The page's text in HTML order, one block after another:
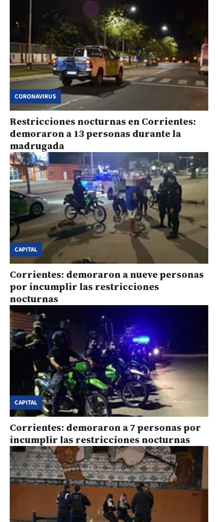
CORONAVIRUS
Restricciones nocturnas en Corrientes:
demoraron a 13 personas durante la
madrugada
CAPITAL
Corrientes: demoraron a nueve personas
por incumplir las restricciones
nocturnas
CAPITAL
Corrientes: demoraron a 7 personas por
incumplir las restricciones nocturnas